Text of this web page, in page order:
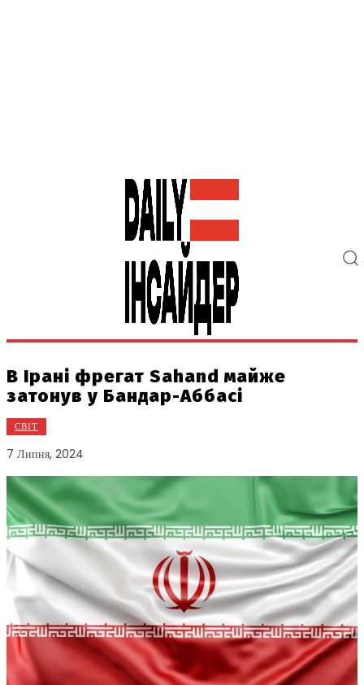
В Ірані фрегат Sahand майже
затонув у Бандар-Аббасі
СВІТ
7 Липня, 2024